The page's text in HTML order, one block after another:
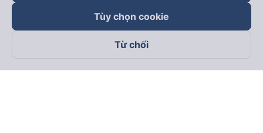
Theo dõi chúng tôi trên
Tùy chọn cookie
Từ chối